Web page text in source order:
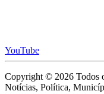
YouTube
Copyright © 2026 Todos
Notícias, Política,